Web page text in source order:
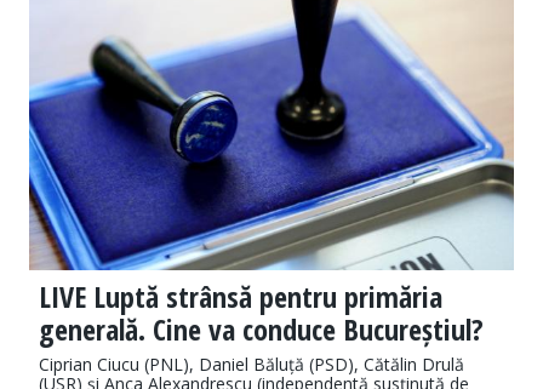
LIVE Luptă strânsă pentru primăria
generală. Cine va conduce Bucureștiul?
Ciprian Ciucu (PNL), Daniel Băluță (PSD), Cătălin Drulă
(USR) și Anca Alexandrescu (independentă susținută de